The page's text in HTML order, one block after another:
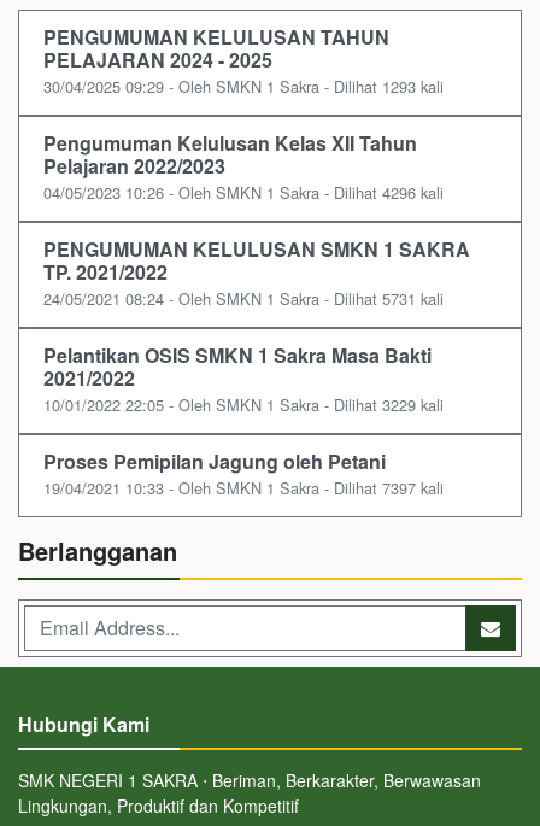
PENGUMUMAN KELULUSAN TAHUN
PELAJARAN 2024 - 2025
30/04/2025 09:29 - Oleh SMKN 1 Sakra - Dilihat 1293 kali
Pengumuman Kelulusan Kelas XII Tahun
Pelajaran 2022/2023
04/05/2023 10:26 - Oleh SMKN 1 Sakra - Dilihat 4296 kali
PENGUMUMAN KELULUSAN SMKN 1 SAKRA
TP. 2021/2022
24/05/2021 08:24 - Oleh SMKN 1 Sakra - Dilihat 5731 kali
Pelantikan OSIS SMKN 1 Sakra Masa Bakti
2021/2022
10/01/2022 22:05 - Oleh SMKN 1 Sakra - Dilihat 3229 kali
Proses Pemipilan Jagung oleh Petani
19/04/2021 10:33 - Oleh SMKN 1 Sakra - Dilihat 7397 kali
Berlangganan
Hubungi Kami
SMK NEGERI 1 SAKRA ⋅ Beriman, Berkarakter, Berwawasan
Lingkungan, Produktif dan Kompetitif